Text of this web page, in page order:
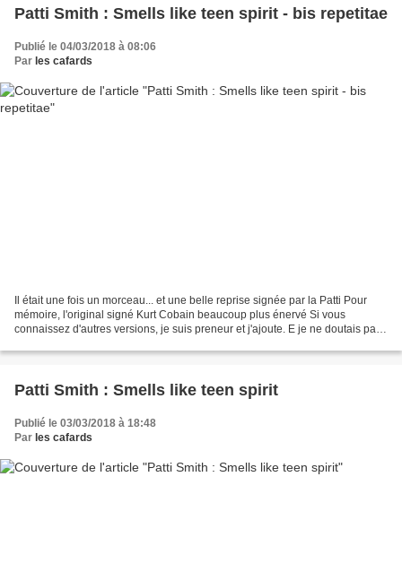
Patti Smith : Smells like teen spirit - bis repetitae
Publié le 04/03/2018 à 08:06
Par les cafards
Il était une fois un morceau... et une belle reprise signée par la Patti Pour
mémoire, l'original signé Kurt Cobain beaucoup plus énervé Si vous
connaissez d'autres versions, je suis preneur et j'ajoute. E je ne doutais pas
Patti Smith : Smells like teen spirit
Publié le 03/03/2018 à 18:48
Par les cafards